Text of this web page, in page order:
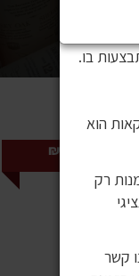
שאינו
בו.
הוא
רק
קשר